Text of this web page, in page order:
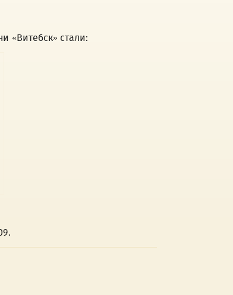
«Витебск» стали: